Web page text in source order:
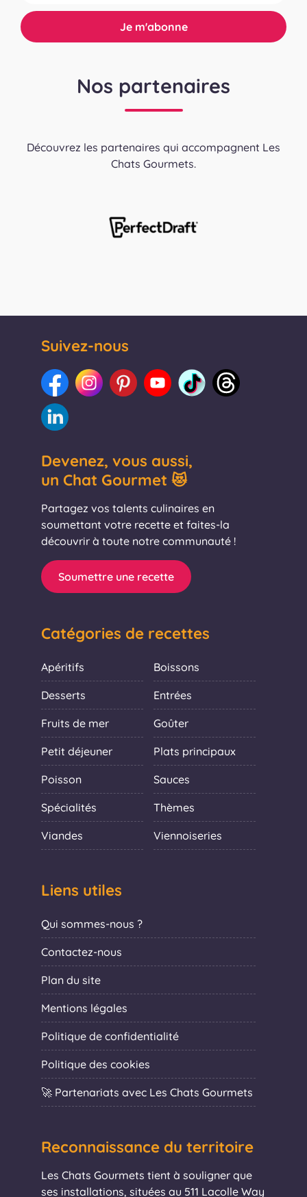
Nos partenaires
Découvrez les partenaires qui accompagnent Les
Chats Gourmets.
Suivez-nous
Devenez, vous aussi,
un Chat Gourmet 😻
Partagez vos talents culinaires en
soumettant votre recette et faites-la
découvrir à toute notre communauté !
Soumettre une recette
Catégories de recettes
Apéritifs Boissons
Desserts Entrées
Fruits de mer Goûter
Petit déjeuner Plats principaux
Poisson Sauces
Spécialités Thèmes
Viandes Viennoiseries
Liens utiles
Qui sommes-nous ?
Contactez-nous
Plan du site
Mentions légales
Politique de confidentialité
Politique des cookies
🚀 Partenariats avec Les Chats Gourmets
Reconnaissance du territoire
Les Chats Gourmets tient à souligner que
ses installations, situées au 511 Lacolle Way